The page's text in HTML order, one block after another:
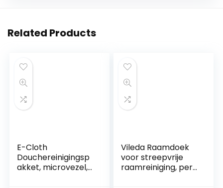
Related Products
E-Cloth
Douchereinigingsp
akket, microvezel,
Vileda Raamdoek
voor streepvrije
raamreiniging, per